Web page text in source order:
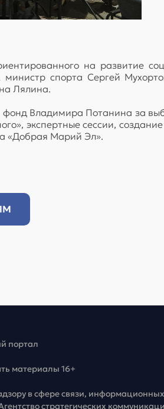
на развитие
спорта Сергей
Лялина.
Владимира Потанина за
экспертные сессии,
«Добрая Марий Эл».
портал
материалы 16+
в сфере связи,
стратегических